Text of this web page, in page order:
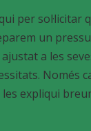
per sol·licitar
un
ajustat a les
Només
les expliqui